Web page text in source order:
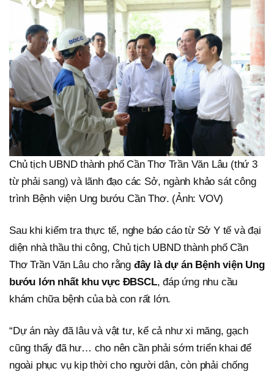
Chủ tịch UBND thành phố Cần Thơ Trần Văn Lâu (thứ 3
từ phải sang) và lãnh đạo các Sở, ngành khảo sát công
trình Bệnh viện Ung bướu Cần Thơ. (Ảnh: VOV)
Sau khi kiểm tra thực tế, nghe báo cáo từ Sở Y tế và đại
diện nhà thầu thi công, Chủ tịch UBND thành phố Cần
Thơ Trần Văn Lâu cho rằng đây là dự án Bệnh viện Ung
bướu lớn nhất khu vực ĐBSCL, đáp ứng nhu cầu
khám chữa bệnh của bà con rất lớn.
“Dự án này đã lâu và vật tư, kể cả như xi măng, gạch
cũng thấy đã hư… cho nên cần phải sớm triển khai để
ngoài phục vụ kịp thời cho người dân, còn phải chống